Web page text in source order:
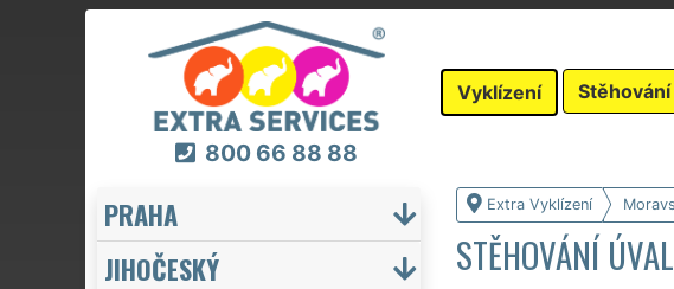
800 66 88 88
Vyklízení Stěhování
Extra Vyklízení
STĚHOVÁNÍ
PRAHA
JIHOČESKÝ